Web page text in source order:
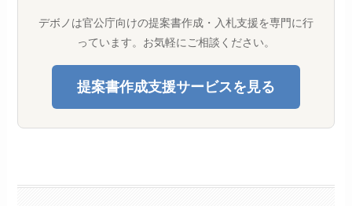
デボノは官公庁向けの提案書作成・入札支援を専門に行
っています。お気軽にご相談ください。
提案書作成支援サービスを見る